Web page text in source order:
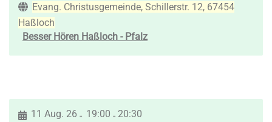
Evang. Christusgemeinde, Schillerstr. 12, 67454
Haßloch
Besser Hören Haßloch - Pfalz
11 Aug. 26 - 19:00 - 20:30